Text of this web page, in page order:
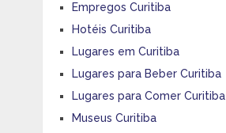
Empregos Curitiba
Hotéis Curitiba
Lugares em Curitiba
Lugares para Beber Curitiba
Lugares para Comer Curitiba
Museus Curitiba